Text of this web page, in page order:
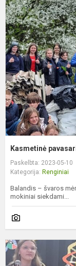
Kasmetinė
Paskelbta: 2023-05-10
Kategorija: Renginiai
Balandis – švaros
mokiniai siekdami...